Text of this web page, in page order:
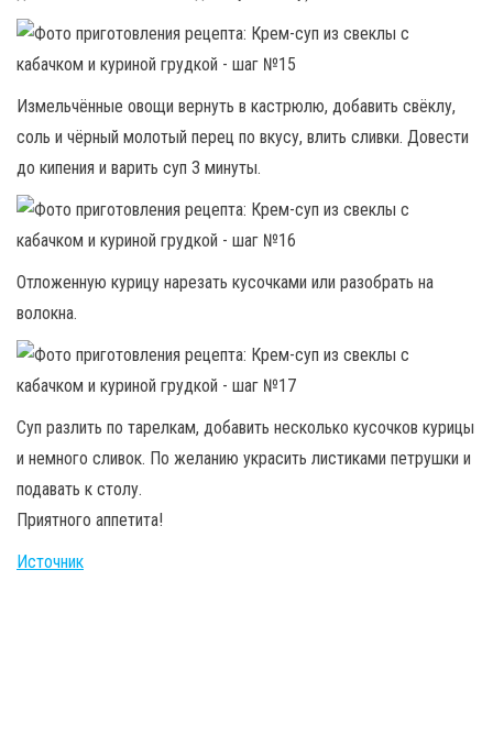
Измельчённые овощи вернуть в кастрюлю, добавить свёклу,
соль и чёрный молотый перец по вкусу, влить сливки. Довести
до кипения и варить суп 3 минуты.
Отложенную курицу нарезать кусочками или разобрать на
волокна.
Суп разлить по тарелкам, добавить несколько кусочков курицы
и немного сливок. По желанию украсить листиками петрушки и
подавать к столу.
Приятного аппетита!
Источник